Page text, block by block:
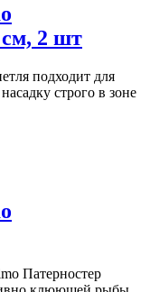
2 шт
подходит для
строго в зоне
Патерностер